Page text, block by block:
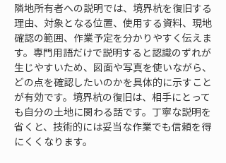
隣地所有者への説明では、境界杭を復旧する
理由、対象となる位置、使用する資料、現地
確認の範囲、作業予定を分かりやすく伝えま
す。専門用語だけで説明すると認識のずれが
生じやすいため、図面や写真を使いながら、
どの点を確認したいのかを具体的に示すこと
が有効です。境界杭の復旧は、相手にとって
も自分の土地に関わる話です。丁寧な説明を
省くと、技術的には妥当な作業でも信頼を得
にくくなります。